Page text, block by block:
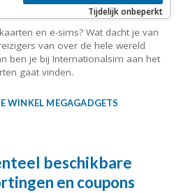
Tijdelijk onbeperkt
en e-sims? Wat dacht je van
van over de hele wereld
ben je bij Internationalsim aan het
gaat vinden.
WINKEL MEGAGADGETS
beschikbare
en coupons